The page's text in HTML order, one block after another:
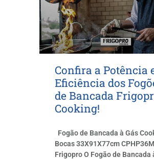
Confira a Potência
Eficiência dos
de Bancada
Cooking!
Fogão de Bancada à Gás
Bocas 33X91X77cm CPHP36M
Frigopro O Fogão de Bancada